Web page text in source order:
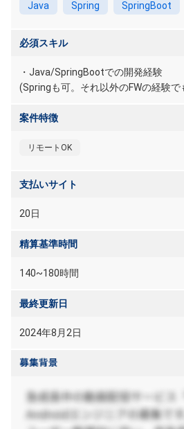
Java Spring SpringBoot
必須スキル
・Java/SpringBootでの開発経験
(Springも可。それ以外のFWの経験で
案件特徴
リモートOK
支払いサイト
20日
精算基準時間
140~180時間
最終更新日
2024年8月2日